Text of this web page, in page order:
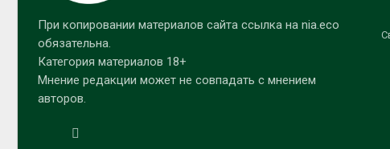
При копировании материалов сайта ссылка на nia.eco
обязательна.
Категория материалов 18+
Мнение редакции может не совпадать с мнением
авторов.